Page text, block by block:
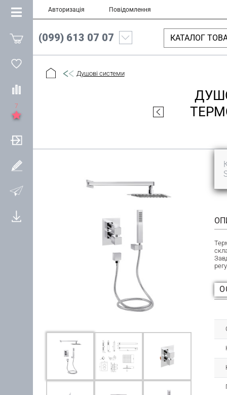
7
Авторизація Повідомлення
КАТАЛОГ
(099) 613 07 07
Душові системи